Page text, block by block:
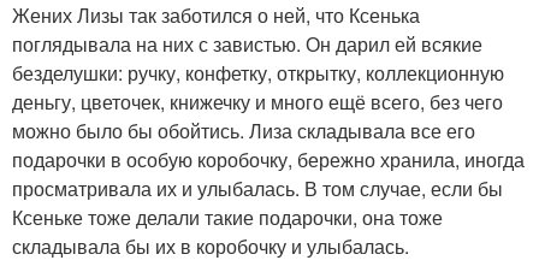
Жених Лизы так заботился о ней, что Ксенька
поглядывала на них с завистью. Он дарил ей всякие
безделушки: ручку, конфетку, открытку, коллекционную
деньгу, цветочек, книжечку и много ещё всего, без чего
можно было бы обойтись. Лиза складывала все его
подарочки в особую коробочку, бережно хранила, иногда
просматривала их и улыбалась. В том случае, если бы
Ксеньке тоже делали такие подарочки, она тоже
складывала бы их в коробочку и улыбалась.